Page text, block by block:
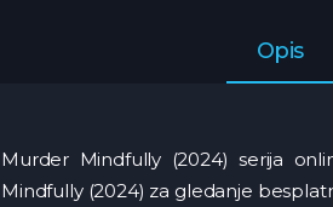
Opis
Murder Mindfully (2024) serija
Mindfully (2024) za gledanje